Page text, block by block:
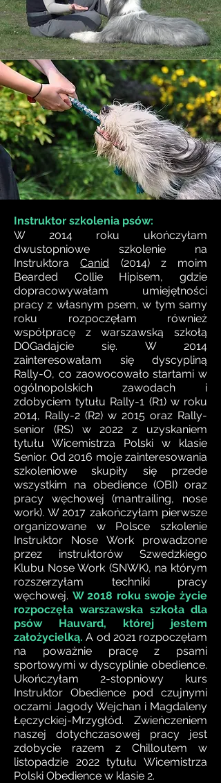
Instruktor szkolenia psów:
W 2014 roku ukończyłam
dwustopniowe szkolenie na
InstruktoraCanid (2014) z moim
Bearded Collie Hipisem, gdzie
dopracowywałam umiejętności
pracy z własnym psem, w tym samy
roku rozpoczęłam również
współpracę z warszawską szkołą
DOGadajcie się. W 2014
zainteresowałam się dyscypliną
Rally-O, co zaowocowało startami w
ogólnopolskich zawodach i
zdobyciem tytułu Rally-1 (R1) w roku
2014, Rally-2 (R2) w 2015 oraz Rally-
senior (RS) w 2022 z uzyskaniem
tytułu Wicemistrza Polski w klasie
Senior. Od 2016 moje zainteresowania
szkoleniowe skupiły się przede
wszystkim na obedience (OBI) oraz
pracy węchowej (mantrailing, nose
work). W 2017 zakończyłam pierwsze
organizowane w Polsce szkolenie
Instruktor Nose Work prowadzone
przez instruktorów Szwedzkiego
Klubu Nose Work (SNWK), na którym
rozszerzyłam techniki pracy
węchowej. W 2018 roku swoje życie
rozpoczęła warszawska szkoła dla
psów Hauvard, której jestem
założycielką.A od 2021 rozpoczęłam
na poważnie pracę z psami
sportowymi w dyscyplinie obedience.
Ukończyłam 2-stopniowy kurs
Instruktor Obedience pod czujnymi
oczami Jagody Wejchan i Magdaleny
Łęczyckiej-Mrzygłód. Zwieńczeniem
naszej dotychczasowej pracy jest
zdobycie razem z Chilloutem w
listopadzie 2022 tytułu Wicemistrza
Polski Obedience w klasie 2.